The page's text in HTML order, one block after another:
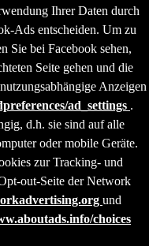
Ihrer Daten durch
Ads entscheiden. Um zu
Sie bei Facebook sehen,
Seite gehen und die
Anzeigen
ad_settings .
d.h. sie sind auf alle
oder mobile Geräte.
zur Tracking- und
out-Seite der Network
und
choices